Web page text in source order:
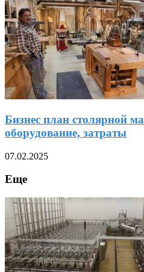
Бизнес план столярной
оборудование, затраты
07.02.2025
Еще